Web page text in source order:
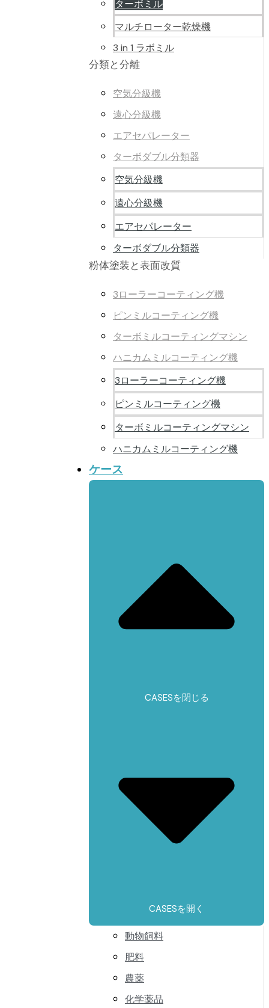
ターボミル
マルチローター乾燥機
3 in 1 ラボミル
分類と分離
空気分級機
遠心分級機
エアセパレーター
ターボダブル分類器
空気分級機
遠心分級機
エアセパレーター
ターボダブル分類器
粉体塗装と表面改質
3ローラーコーティング機
ピンミルコーティング機
ターボミルコーティングマシン
ハニカムミルコーティング機
3ローラーコーティング機
ピンミルコーティング機
ターボミルコーティングマシン
ハニカムミルコーティング機
ケース
CASESを閉じる
CASESを開く
動物飼料
肥料
農薬
化学薬品